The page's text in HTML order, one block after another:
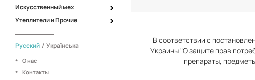
Искусственный мех
Утеплители и Прочие
Русский / Українська
О нас
Контакты
В соответствии c
Украины "О защите прав
препараты,